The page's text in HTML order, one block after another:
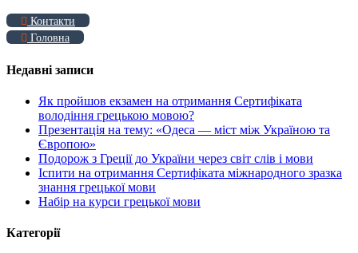
Контакти
Головна
Недавні записи
Як пройшов екзамен на отримання Сертифіката
володіння грецькою мовою?
Презентація на тему: «Одеса — міст між Україною та
Європою»
Подорож з Греції до України через світ слів і мови
Іспити на отримання Сертифіката міжнародного зразка
знання грецької мови
Набір на курси грецької мови
Категорії